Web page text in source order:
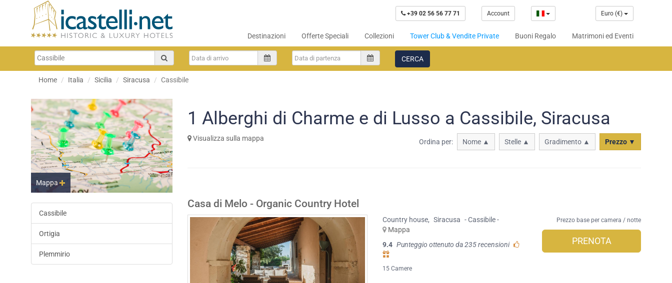
+39 02 56 56 77 71 Account Euro (€)
Destinazioni Offerte Speciali Collezioni Tower Club & Vendite Private Buoni Regalo Matrimoni ed Eventi
CERCA
Home Italia Sicilia Siracusa Cassibile
Mappa
Cassibile
Ortigia
Plemmirio
1 Alberghi di Charme e di Lusso a Cassibile, Siracusa
Visualizza sulla mappa Ordina per: Nome ▲ Stelle ▲ Gradimento ▲ Prezzo ▼
Casa di Melo - Organic Country Hotel
Country house, Siracusa - Cassibile -
Mappa
9.4 Punteggio ottenuto da 235 recensioni
15 Camere
Prezzo base per camera / notte
PRENOTA